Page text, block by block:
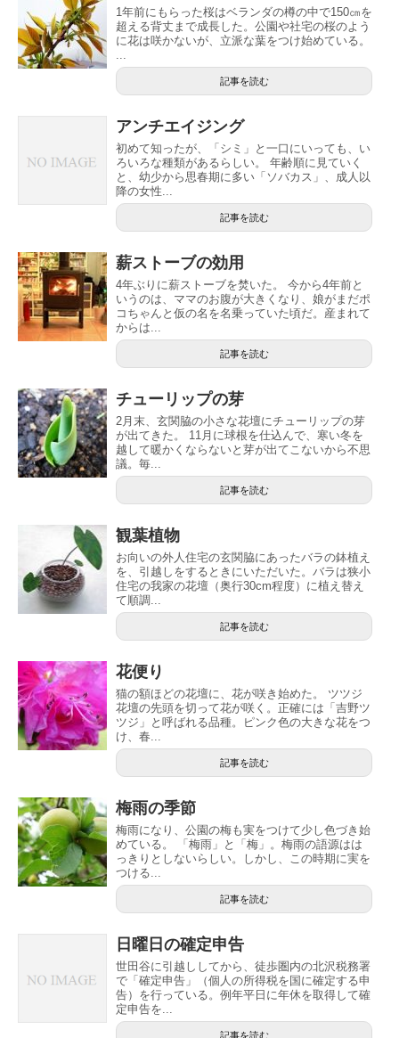
1年前にもらった桜はベランダの樽の中で150㎝を
超える背丈まで成長した。公園や社宅の桜のよう
に花は咲かないが、立派な葉をつけ始めている。
記事を読む
アンチエイジング
初めて知ったが、「シミ」と一口にいっても、い
ろいろな種類があるらしい。 年齢順に見ていく
と、幼少から思春期に多い「ソバカス」、成人以
降の女性...
記事を読む
薪ストーブの効用
4年ぶりに薪ストーブを焚いた。 今から4年前と
いうのは、ママのお腹が大きくなり、娘がまだポ
コちゃんと仮の名を名乗っていた頃だ。産まれて
からは...
記事を読む
チューリップの芽
2月末、玄関脇の小さな花壇にチューリップの芽
が出てきた。 11月に球根を仕込んで、寒い冬を
越して暖かくならないと芽が出てこないから不思
議。毎...
記事を読む
観葉植物
お向いの外人住宅の玄関脇にあったバラの鉢植え
を、引越しをするときにいただいた。バラは狭小
住宅の我家の花壇（奥行30cm程度）に植え替え
て順調...
記事を読む
花便り
猫の額ほどの花壇に、花が咲き始めた。 ツツジ
花壇の先頭を切って花が咲く。正確には「吉野ツ
ツジ」と呼ばれる品種。ピンク色の大きな花をつ
け、春...
記事を読む
梅雨の季節
梅雨になり、公園の梅も実をつけて少し色づき始
めている。 「梅雨」と「梅」。梅雨の語源はは
っきりとしないらしい。しかし、この時期に実を
つける...
記事を読む
日曜日の確定申告
世田谷に引越ししてから、徒歩圏内の北沢税務署
で「確定申告」（個人の所得税を国に確定する申
告）を行っている。例年平日に年休を取得して確
定申告を...
記事を読む